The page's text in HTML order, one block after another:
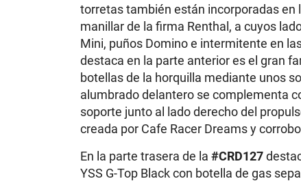
torretas también están incorporadas en
manillar de la firma Renthal, a cuyos
Mini, puños Domino e intermitente en
destaca en la parte anterior es el gran
botellas de la horquilla mediante unos
alumbrado delantero se complementa
soporte junto al lado derecho del
creada por Cafe Racer Dreams y
En la parte trasera de la #CRD127
YSS G-Top Black con botella de gas